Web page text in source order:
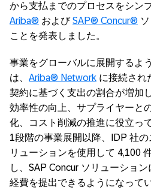
から支払までのプロセスをシン
Ariba® およびSAP® Concur®
ことを発表しました。
事業をグローバルに展開するよ
は、 Ariba® Network に接続され
契約に基づく支出の割合が増加
効率性の向上、サプライヤーと
化、コスト削減の推進に役立っ
1段階の事業展開以降、IDP 社の
リューションを使用して 4,100
し、SAP Concur ソリューショ
経費を提出できるようになって